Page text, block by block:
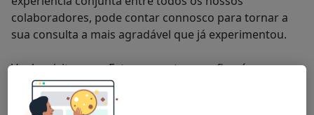
colaboradores, pode contar connosco para tornar a
sua consulta a mais agradável que já experimentou.
Venha visitar-nos. Estamos certos que ficará
agradavelmente surpreendido.
maisQuem somos